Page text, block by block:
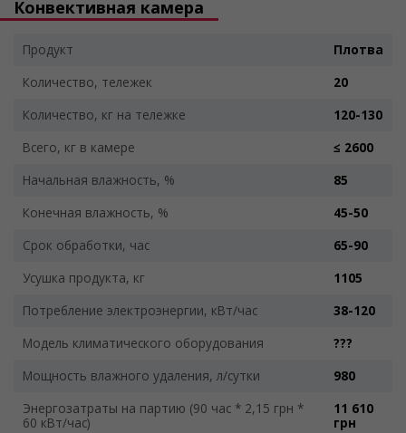
Конвективная камера
Продукт
Плотва
Количество, тележек
20
Количество, кг на тележке
120-130
Всего, кг в камере
≤ 2600
Начальная влажность, %
85
Конечная влажность, %
45-50
Срок обработки, час
65-90
Усушка продукта, кг
1105
Потребление электроэнергии, кВт/час
38-120
Модель климатического оборудования
???
Мощность влажного удаления, л/сутки
980
Энергозатраты на партию (90 час * 2,15 грн *
60 кВт/час)
11 610
грн